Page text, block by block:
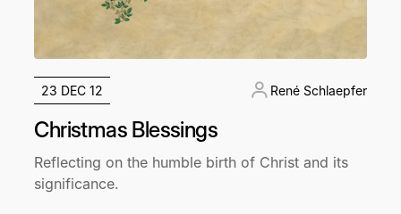
23 DEC 12 René Schlaepfer
Christmas Blessings
Reflecting on the humble birth of Christ and its
significance.